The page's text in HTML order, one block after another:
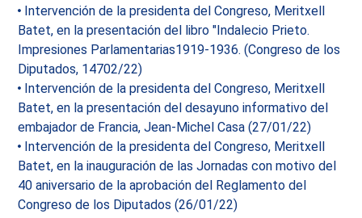
Intervención de la presidenta del Congreso, Meritxell
Batet, en la presentación del libro "Indalecio Prieto.
Impresiones Parlamentarias1919-1936. (Congreso de los
Diputados, 14702/22)
Intervención de la presidenta del Congreso, Meritxell
Batet, en la presentación del desayuno informativo del
embajador de Francia, Jean-Michel Casa (27/01/22)
Intervención de la presidenta del Congreso, Meritxell
Batet, en la inauguración de las Jornadas con motivo del
40 aniversario de la aprobación del Reglamento del
Congreso de los Diputados (26/01/22)